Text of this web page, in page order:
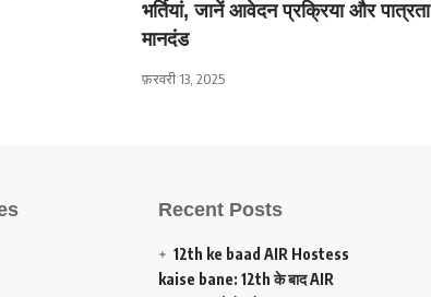
भर्तियां, जानें आवेदन प्रक्रिया और पात्रता
मानदंड
फ़रवरी 13, 2025
Recent Posts
12th ke baad AIR Hostess
kaise bane: 12th के बाद AIR